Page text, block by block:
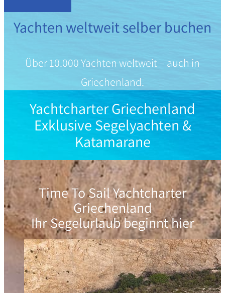
Yachten weltweit selber buchen
Über 10.000 Yachten weltweit – auch in
Griechenland.
Yachtcharter Griechenland
Exklusive Segelyachten &
Katamarane
Time To Sail Yachtcharter
Griechenland
Ihr Segelurlaub beginnt hier